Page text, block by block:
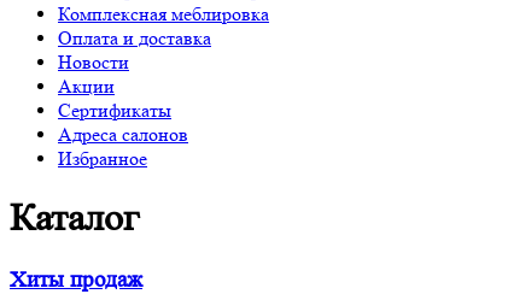
Комплексная меблировка
Оплата и доставка
Новости
Акции
Сертификаты
Адреса салонов
Избранное
Каталог
Хиты продаж